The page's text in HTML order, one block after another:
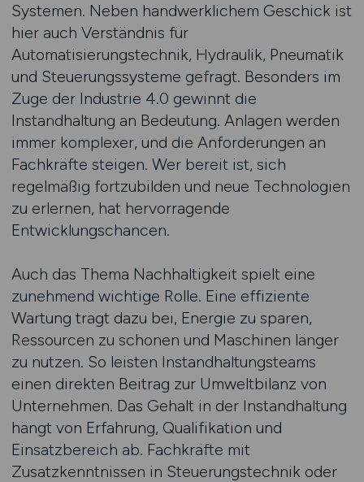
Systemen. Neben handwerklichem Geschick ist
hier auch Verständnis für
Automatisierungstechnik, Hydraulik, Pneumatik
und Steuerungssysteme gefragt. Besonders im
Zuge der Industrie 4.0 gewinnt die
Instandhaltung an Bedeutung. Anlagen werden
immer komplexer, und die Anforderungen an
Fachkräfte steigen. Wer bereit ist, sich
regelmäßig fortzubilden und neue Technologien
zu erlernen, hat hervorragende
Entwicklungschancen.
Auch das Thema Nachhaltigkeit spielt eine
zunehmend wichtige Rolle. Eine effiziente
Wartung trägt dazu bei, Energie zu sparen,
Ressourcen zu schonen und Maschinen länger
zu nutzen. So leisten Instandhaltungsteams
einen direkten Beitrag zur Umweltbilanz von
Unternehmen. Das Gehalt in der Instandhaltung
hängt von Erfahrung, Qualifikation und
Einsatzbereich ab. Fachkräfte mit
Zusatzkenntnissen in Steuerungstechnik oder